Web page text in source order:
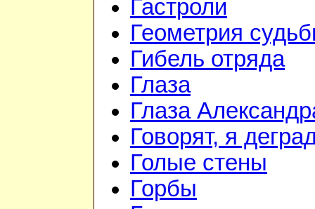
Гастроли
Геометрия
Гибель отряда
Глаза
Глаза
Говорят, я
Голые стены
Горбы